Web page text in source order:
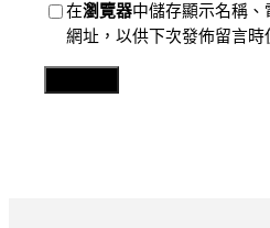
在瀏覽器中儲存顯示名稱
網址，以供下次發佈留言時